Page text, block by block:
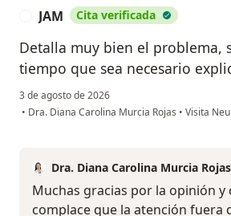
JAM Cita verificada
Detalla muy bien el problema,
tiempo que sea necesario
3 de agosto de 2026
• Dra. Diana Carolina Murcia Rojas • Visita
Dra. Diana Carolina Murcia Rojas
Muchas gracias por la opinión y
complace que la atención fuera